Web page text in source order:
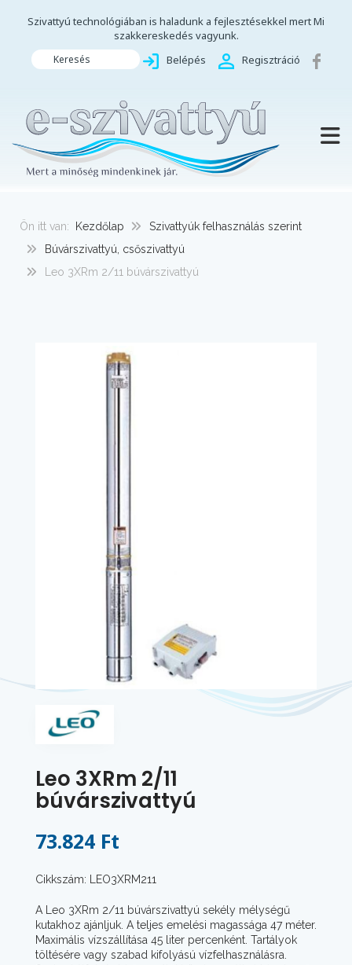
Szivattyú technológiában is haladunk a fejlesztésekkel mert Mi
szakkereskedés vagyunk.
Keresés Belépés Regisztráció
Ön itt van: Kezdőlap
Szivattyúk felhasználás szerint
Búvárszivattyú, csőszivattyú
Leo 3XRm 2/11 búvárszivattyú
Leo 3XRm 2/11
búvárszivattyú
73.824 Ft
Cikkszám: LEO3XRM211
A Leo 3XRm 2/11 búvárszivattyú sekély mélységű
kutakhoz ajánljuk. A teljes emelési magassága 47 méter.
Maximális vízszállítása 45 liter percenként. Tartályok
töltésére vagy szabad kifolyású vízfelhasználásra.